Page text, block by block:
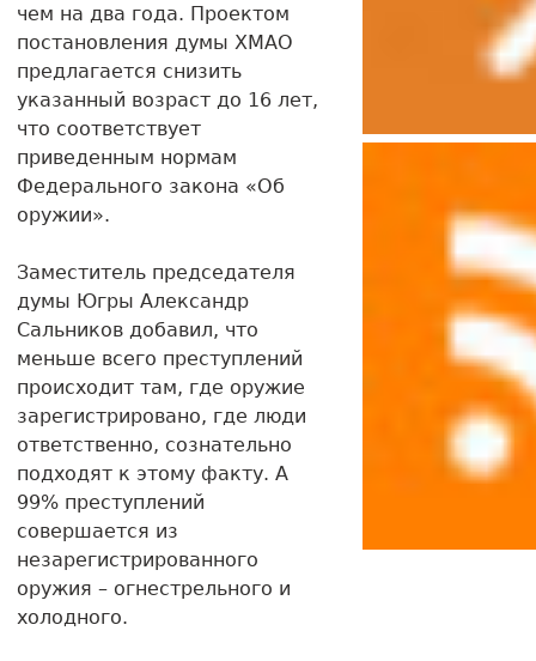
чем на два года. Проектом
постановления думы ХМАО
предлагается снизить
указанный возраст до 16 лет,
что соответствует
приведенным нормам
Федерального закона «Об
оружии».
Заместитель председателя
думы Югры Александр
Сальников добавил, что
меньше всего преступлений
происходит там, где оружие
зарегистрировано, где люди
ответственно, сознательно
подходят к этому факту. А
99% преступлений
совершается из
незарегистрированного
оружия – огнестрельного и
холодного.